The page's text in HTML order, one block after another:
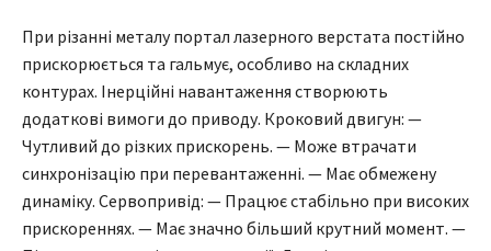
При різанні металу портал лазерного верстата постійно
прискорюється та гальмує, особливо на складних
контурах. Інерційні навантаження створюють
додаткові вимоги до приводу. Кроковий двигун: —
Чутливий до різких прискорень. — Може втрачати
синхронізацію при перевантаженні. — Має обмежену
динаміку. Сервопривід: — Працює стабільно при високих
прискореннях. — Має значно більший крутний момент. —